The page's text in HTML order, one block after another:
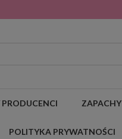
ZAPACHY
POLITYKA PRYWATNOŚCI